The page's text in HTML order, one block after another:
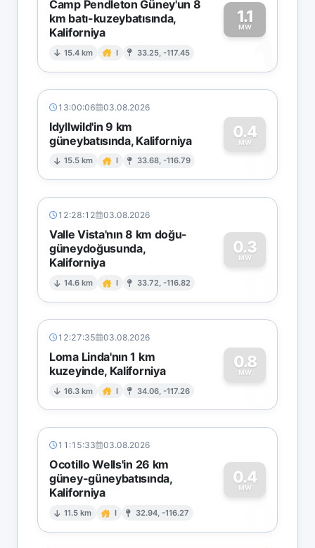
Camp Pendleton Güney'un 8
km batı-kuzeybatısında,
Kaliforniya
15.4 km I 33.25, -117.45
1.1
MW
1
13:00:06 03.08.2026
Idyllwild'in 9 km
güneybatısında, Kaliforniya
15.5 km I 33.68, -116.79
0.4
MW
0
12:28:12 03.08.2026
Valle Vista'nın 8 km doğu-
güneydoğusunda,
Kaliforniya
14.6 km I 33.72, -116.82
0.3
MW
0
12:27:35 03.08.2026
Loma Linda'nın 1 km
kuzeyinde, Kaliforniya
16.3 km I 34.06, -117.26
0.8
MW
0
11:15:33 03.08.2026
Ocotillo Wells'in 26 km
güney-güneybatısında,
Kaliforniya
11.5 km I 32.94, -116.27
0.4
MW
0